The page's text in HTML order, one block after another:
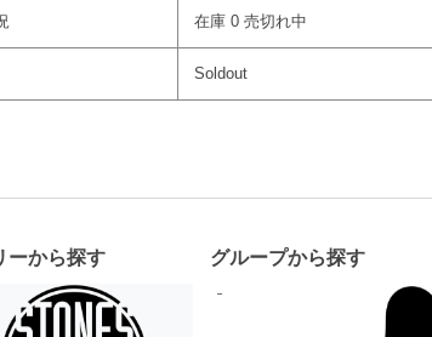
在庫 0 売切れ中
Soldout
ーから探す グループから探す